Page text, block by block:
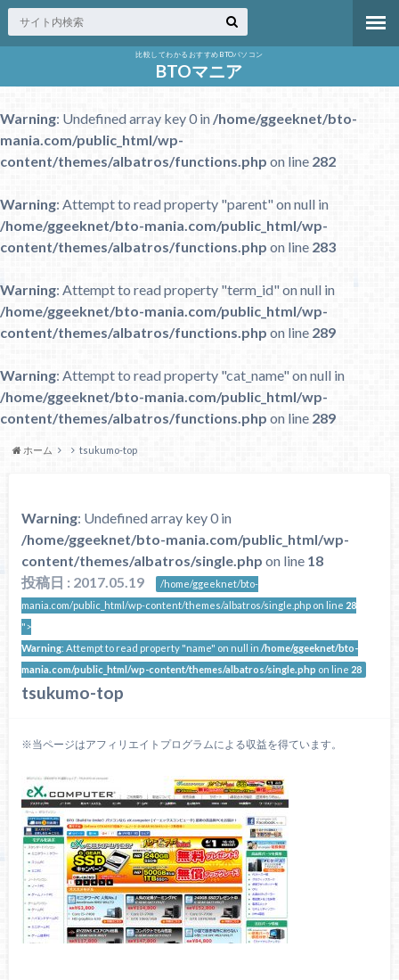
比較してわかるおすすめBTOパソコン
BTOマニア
Warning: Undefined array key 0 in/home/ggeeknet/bto-
mania.com/public_html/wp-
content/themes/albatros/functions.php on line 282
Warning: Attempt to read property "parent" on null in
/home/ggeeknet/bto-mania.com/public_html/wp-
content/themes/albatros/functions.php on line 283
Warning: Attempt to read property "term_id" on null in
/home/ggeeknet/bto-mania.com/public_html/wp-
content/themes/albatros/functions.php on line 289
Warning: Attempt to read property "cat_name" on null in
/home/ggeeknet/bto-mania.com/public_html/wp-
content/themes/albatros/functions.php on line 289
ホーム tsukumo-top
Warning: Undefined array key 0 in
/home/ggeeknet/bto-mania.com/public_html/wp-
content/themes/albatros/single.php on line 18
投稿日 : 2017.05.19
/home/ggeeknet/bto-
mania.com/public_html/wp-content/themes/albatros/single.php on line 28
">
Warning: Attempt to read property "name" on null in/home/ggeeknet/bto-
mania.com/public_html/wp-content/themes/albatros/single.php on line 28
tsukumo-top
※当ページはアフィリエイトプログラムによる収益を得ています。